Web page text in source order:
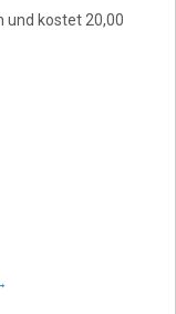
und kostet 20,00